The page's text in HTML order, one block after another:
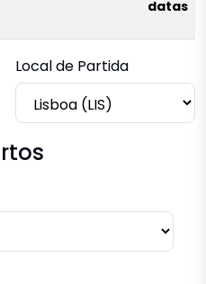
datas
Local de Partida